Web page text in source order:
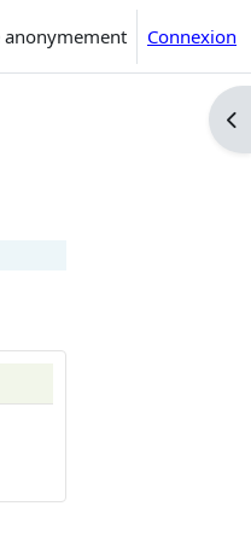
anonymement Connexion